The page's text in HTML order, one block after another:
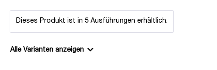
Dieses Produkt ist in 5 Ausführungen erhältlich.
Alle Varianten anzeigen